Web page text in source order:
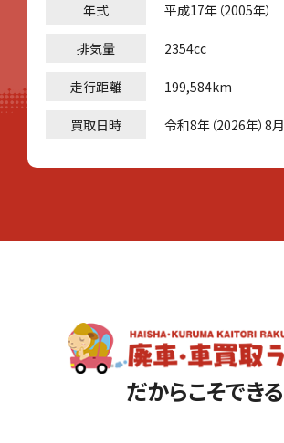
年式 平成17年（2005年）
排気量 2354cc
走行距離 199,584km
買取日時 令和8年（2026年）8月
だからこそできる